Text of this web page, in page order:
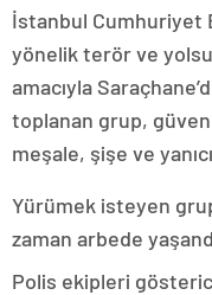
İstanbul Cumhuriyet
yönelik terör ve
amacıyla
toplanan grup,
meşale, şişe ve
Yürümek isteyen
zaman arbede
Polis ekipleri